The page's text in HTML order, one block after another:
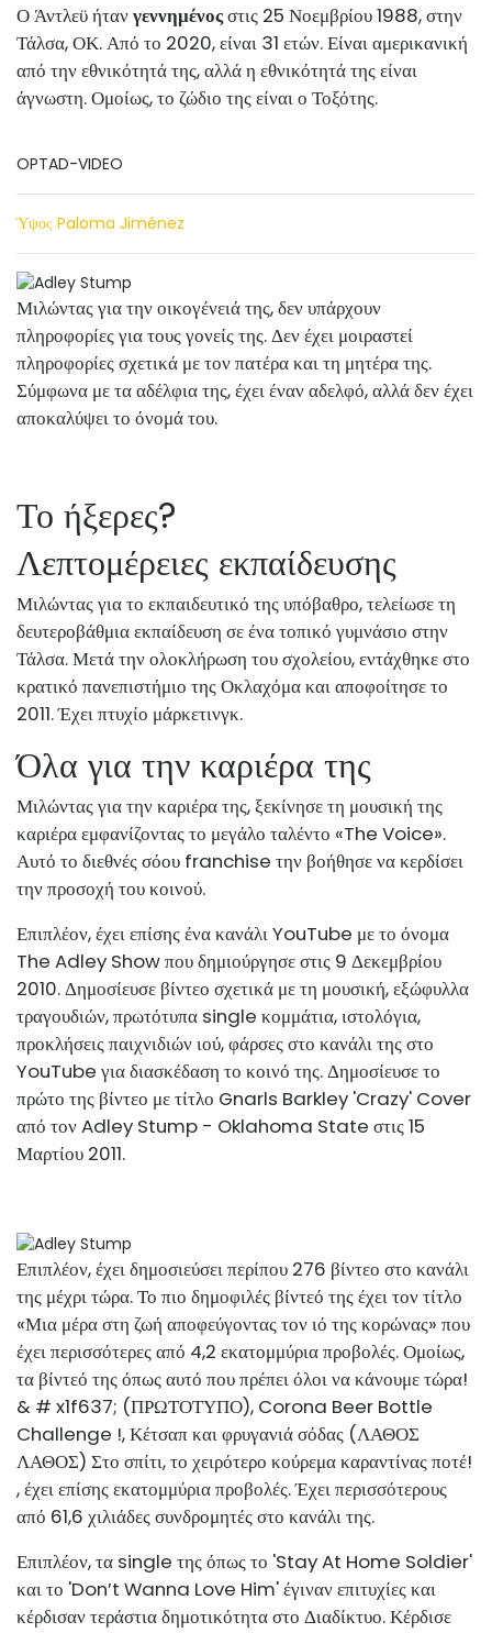
Ο Άντλεϋ ήτανγεννημένοςστις 25 Νοεμβρίου 1988, στην
Τάλσα, ΟΚ. Από το 2020, είναι 31 ετών. Είναι αμερικανική
από την εθνικότητά της, αλλά η εθνικότητά της είναι
άγνωστη. Ομοίως, το ζώδιο της είναι ο Τοξότης.
OPTAD-VIDEO
Ύψος Paloma Jiménez
Μιλώντας για την οικογένειά της, δεν υπάρχουν
πληροφορίες για τους γονείς της. Δεν έχει μοιραστεί
πληροφορίες σχετικά με τον πατέρα και τη μητέρα της.
Σύμφωνα με τα αδέλφια της, έχει έναν αδελφό, αλλά δεν έχει
αποκαλύψει το όνομά του.
Το ήξερες?
Λεπτομέρειες εκπαίδευσης
Μιλώντας για το εκπαιδευτικό της υπόβαθρο, τελείωσε τη
δευτεροβάθμια εκπαίδευση σε ένα τοπικό γυμνάσιο στην
Τάλσα. Μετά την ολοκλήρωση του σχολείου, εντάχθηκε στο
κρατικό πανεπιστήμιο της Οκλαχόμα και αποφοίτησε το
2011. Έχει πτυχίο μάρκετινγκ.
Όλα για την καριέρα της
Μιλώντας για την καριέρα της, ξεκίνησε τη μουσική της
καριέρα εμφανίζοντας το μεγάλο ταλέντο «The Voice».
Αυτό το διεθνές σόου franchise την βοήθησε να κερδίσει
την προσοχή του κοινού.
Επιπλέον, έχει επίσης ένα κανάλι YouTube με το όνομα
The Adley Show που δημιούργησε στις 9 Δεκεμβρίου
2010. Δημοσίευσε βίντεο σχετικά με τη μουσική, εξώφυλλα
τραγουδιών, πρωτότυπα single κομμάτια, ιστολόγια,
προκλήσεις παιχνιδιών ιού, φάρσες στο κανάλι της στο
YouTube για διασκέδαση το κοινό της. Δημοσίευσε το
πρώτο της βίντεο με τίτλο Gnarls Barkley 'Crazy' Cover
από τον Adley Stump - Oklahoma State στις 15
Μαρτίου 2011.
Επιπλέον, έχει δημοσιεύσει περίπου 276 βίντεο στο κανάλι
της μέχρι τώρα. Το πιο δημοφιλές βίντεό της έχει τον τίτλο
«Μια μέρα στη ζωή αποφεύγοντας τον ιό της κορώνας» που
έχει περισσότερες από 4,2 εκατομμύρια προβολές. Ομοίως,
τα βίντεό της όπως αυτό που πρέπει όλοι να κάνουμε τώρα!
& # x1f637; (ΠΡΩΤΟΤΥΠΟ), Corona Beer Bottle
Challenge !, Κέτσαπ και φρυγανιά σόδας (ΛΑΘΟΣ
ΛΑΘΟΣ) Στο σπίτι, το χειρότερο κούρεμα καραντίνας ποτέ!
, έχει επίσης εκατομμύρια προβολές. Έχει περισσότερους
από 61,6 χιλιάδες συνδρομητές στο κανάλι της.
Επιπλέον, τα single της όπως το 'Stay At Home Soldier'
και το 'Don’t Wanna Love Him' ​​έγιναν επιτυχίες και
κέρδισαν τεράστια δημοτικότητα στο Διαδίκτυο. Κέρδισε